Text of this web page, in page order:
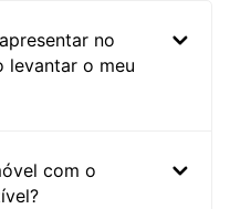
no
levantar o meu
com o